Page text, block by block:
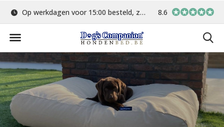
Op werkdagen voor 15:00 besteld, zelfde dag verstuurd Gratis verzending
8.6